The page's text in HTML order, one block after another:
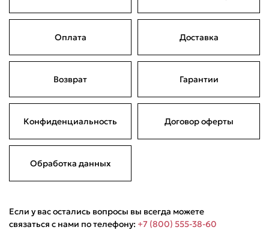
ПоделиМоккаДавай делить
Сегодня 21 августа 04 сентября 18 сентября
Без комиссий и переплат
Оплата Доставка
Возврат Гарантии
Конфиденциальность Договор оферты
Обработка данных
Если у вас остались вопросы вы всегда можете
связаться с нами по телефону: +7 (800) 555-38-60
Поделится